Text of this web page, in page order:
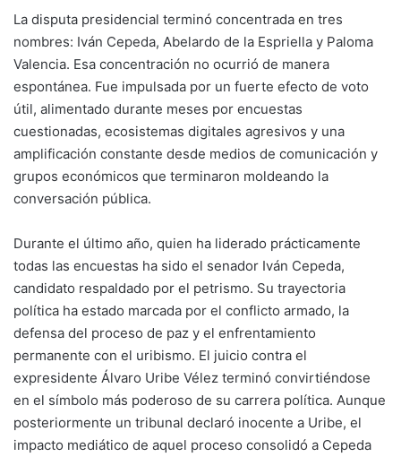
La disputa presidencial terminó concentrada en tres
nombres: Iván Cepeda, Abelardo de la Espriella y Paloma
Valencia. Esa concentración no ocurrió de manera
espontánea. Fue impulsada por un fuerte efecto de voto
útil, alimentado durante meses por encuestas
cuestionadas, ecosistemas digitales agresivos y una
amplificación constante desde medios de comunicación y
grupos económicos que terminaron moldeando la
conversación pública.
Durante el último año, quien ha liderado prácticamente
todas las encuestas ha sido el senador Iván Cepeda,
candidato respaldado por el petrismo. Su trayectoria
política ha estado marcada por el conflicto armado, la
defensa del proceso de paz y el enfrentamiento
permanente con el uribismo. El juicio contra el
expresidente Álvaro Uribe Vélez terminó convirtiéndose
en el símbolo más poderoso de su carrera política. Aunque
posteriormente un tribunal declaró inocente a Uribe, el
impacto mediático de aquel proceso consolidó a Cepeda